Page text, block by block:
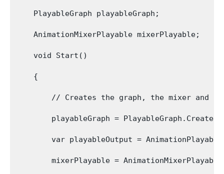
    PlayableGraph playableGraph;
    AnimationMixerPlayable mixerPlayable;
    void Start()
    {
// Creates the graph, the mixer and
playableGraph =
var playableOutput =
mixerPlayable =